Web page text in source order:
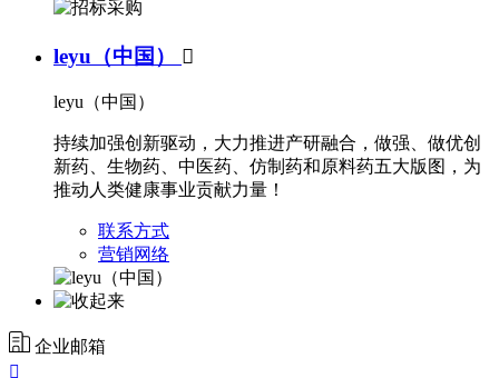
leyu（中国） 
leyu（中国）
持续加强创新驱动，大力推进产研融合，做强、做优创
新药、生物药、中医药、仿制药和原料药五大版图，为
推动人类健康事业贡献力量！
联系方式
营销网络
企业邮箱
